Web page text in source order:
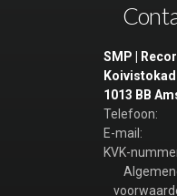
SMP |
1013 BB
Telefoon:
E-mail:
KVK-